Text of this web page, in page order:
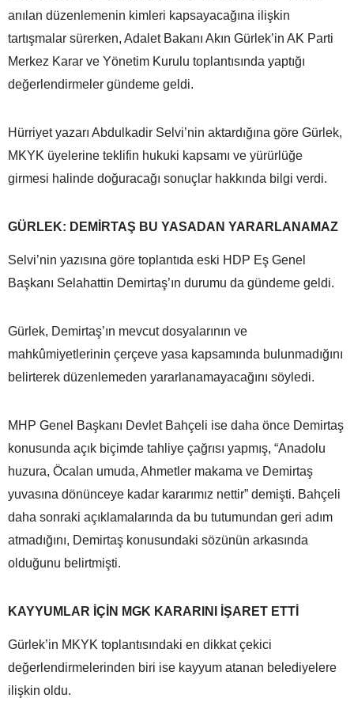
anılan düzenlemenin kimleri kapsayacağına ilişkin
tartışmalar sürerken, Adalet Bakanı Akın Gürlek’in AK Parti
Merkez Karar ve Yönetim Kurulu toplantısında yaptığı
değerlendirmeler gündeme geldi.
Hürriyet yazarı Abdulkadir Selvi’nin aktardığına göre Gürlek,
MKYK üyelerine teklifin hukuki kapsamı ve yürürlüğe
girmesi halinde doğuracağı sonuçlar hakkında bilgi verdi.
GÜRLEK: DEMİRTAŞ BU YASADAN YARARLANAMAZ
Selvi’nin yazısına göre toplantıda eski HDP Eş Genel
Başkanı Selahattin Demirtaş’ın durumu da gündeme geldi.
Gürlek, Demirtaş’ın mevcut dosyalarının ve
mahkûmiyetlerinin çerçeve yasa kapsamında bulunmadığını
belirterek düzenlemeden yararlanamayacağını söyledi.
MHP Genel Başkanı Devlet Bahçeli ise daha önce Demirtaş
konusunda açık biçimde tahliye çağrısı yapmış, “Anadolu
huzura, Öcalan umuda, Ahmetler makama ve Demirtaş
yuvasına dönünceye kadar kararımız nettir” demişti. Bahçeli
daha sonraki açıklamalarında da bu tutumundan geri adım
atmadığını, Demirtaş konusundaki sözünün arkasında
olduğunu belirtmişti.
KAYYUMLAR İÇİN MGK KARARINI İŞARET ETTİ
Gürlek’in MKYK toplantısındaki en dikkat çekici
değerlendirmelerinden biri ise kayyum atanan belediyelere
ilişkin oldu.